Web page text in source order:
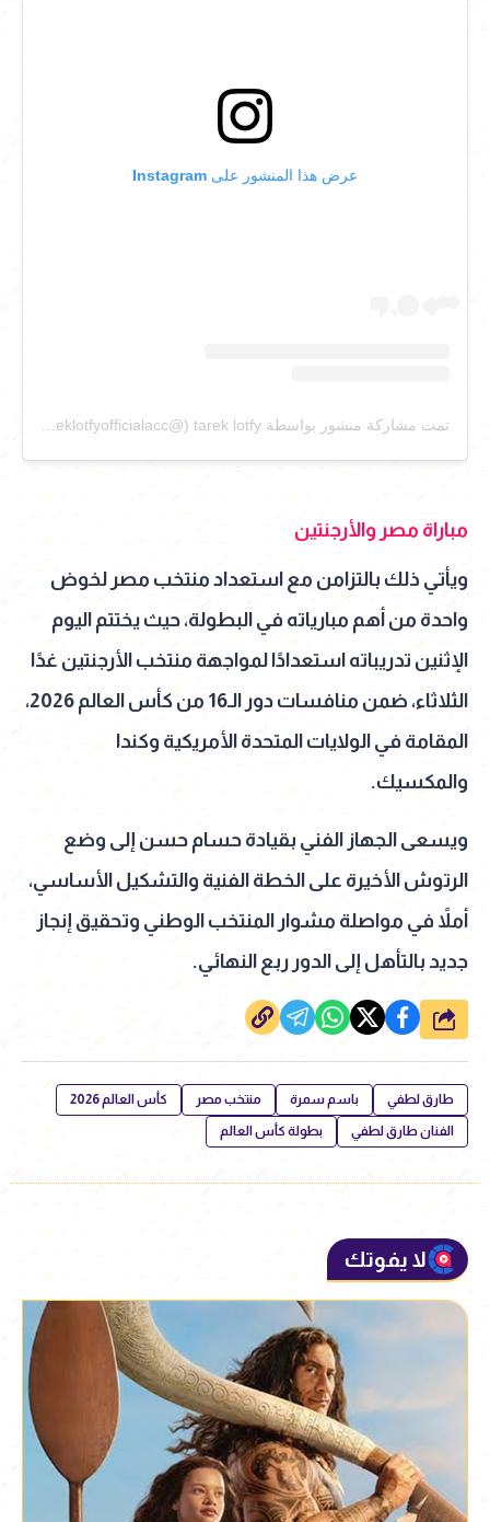
عرض هذا المنشور على Instagram
تمت مشاركة منشور بواسطة ‏‎tarek lotfy‎‏ (@‏‎tareklotfyofficialacc‎‏)
مباراة مصر والأرجنتين
ويأتي ذلك بالتزامن مع استعداد منتخب مصر لخوض
واحدة من أهم مبارياته في البطولة، حيث يختتم اليوم
الإثنين تدريباته استعدادًا لمواجهة منتخب الأرجنتين غدًا
الثلاثاء، ضمن منافسات دور الـ16 من كأس العالم 2026،
المقامة في الولايات المتحدة الأمريكية وكندا
والمكسيك.
ويسعى الجهاز الفني بقيادة حسام حسن إلى وضع
الرتوش الأخيرة على الخطة الفنية والتشكيل الأساسي،
أملاً في مواصلة مشوار المنتخب الوطني وتحقيق إنجاز
جديد بالتأهل إلى الدور ربع النهائي.
شارك
طارق لطفي باسم سمرة منتخب مصر كأس العالم 2026
الفنان طارق لطفي بطولة كأس العالم
لا يفوتك